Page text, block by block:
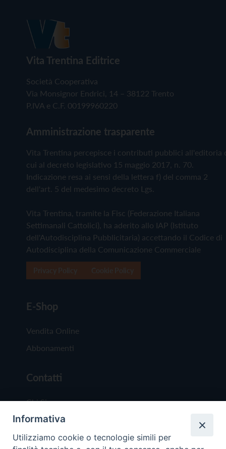
Vita Trentina Editrice
Società Cooperativa
Via Monsignor Endrici, 14 – 38122 Trento
P.IVA e C.F. 00199960220
Amministrazione trasparente
Vita Trentina percepisce i contributi pubblici all'editoria
cui al decreto legislativo 15 maggio 2017, n. 70.
Indicazione resa ai sensi della lettera f) del comma 2
dell'art. 5 del medesimo decreto Lgs.
Vita Trentina, tramite la Fisc (Federazione Italiana
Settimanali Cattolici), ha aderito allo IAP (Istituto
dell'Autodisciplina Pubblicitaria) accettando il Codice di
Autodisciplina della Comunicazione Commerciale
E-Shop
Vendita Online
Abbonamenti
Contatti
Chi Siamo
Redazione
Scrivici
Informativa
Utilizziamo cookie o tecnologie simili per